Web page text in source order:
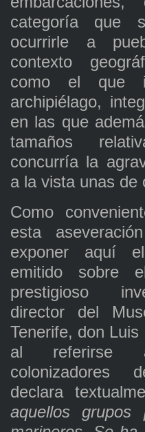
categoría que
ocurrirle a
contexto
como el que
archipiélago,
en las que
tamaños
concurría la
a la vista unas de
Como
esta
exponer aquí
emitido sobre
prestigioso
director del
Tenerife, don
al referirse
colonizadores
declara
aquellos grupos